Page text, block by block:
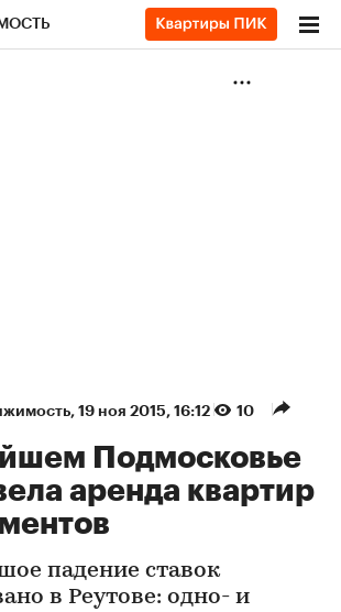
⁠, 19 ноя 2015, 16:12 10
Подмосковье
аренда квартир
падение ставок
в Реутове: одно- и